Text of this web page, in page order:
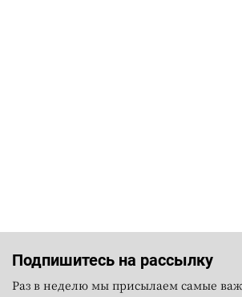
Подпишитесь на рассылку
Раз в неделю мы присылаем самые